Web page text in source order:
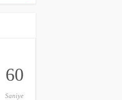
60
Saniye